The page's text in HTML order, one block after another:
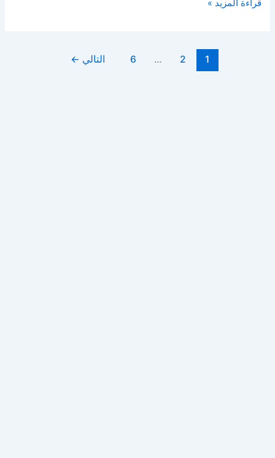
سياسات
قراءة المزيد »
1
2
…
6 التالي ←